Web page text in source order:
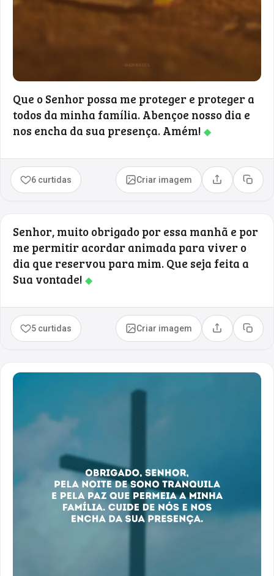
Que o Senhor possa me proteger e proteger a
todos da minha família. Abençoe nosso dia e
nos encha da sua presença. Amém! ◆
6 curtidas Criar imagem Compartilhar
Copiar
Senhor, muito obrigado por essa manhã e por
me permitir acordar animada para viver o
dia que reservou para mim. Que seja feita a
Sua vontade! ◆
5 curtidas Criar imagem Compartilhar
Copiar